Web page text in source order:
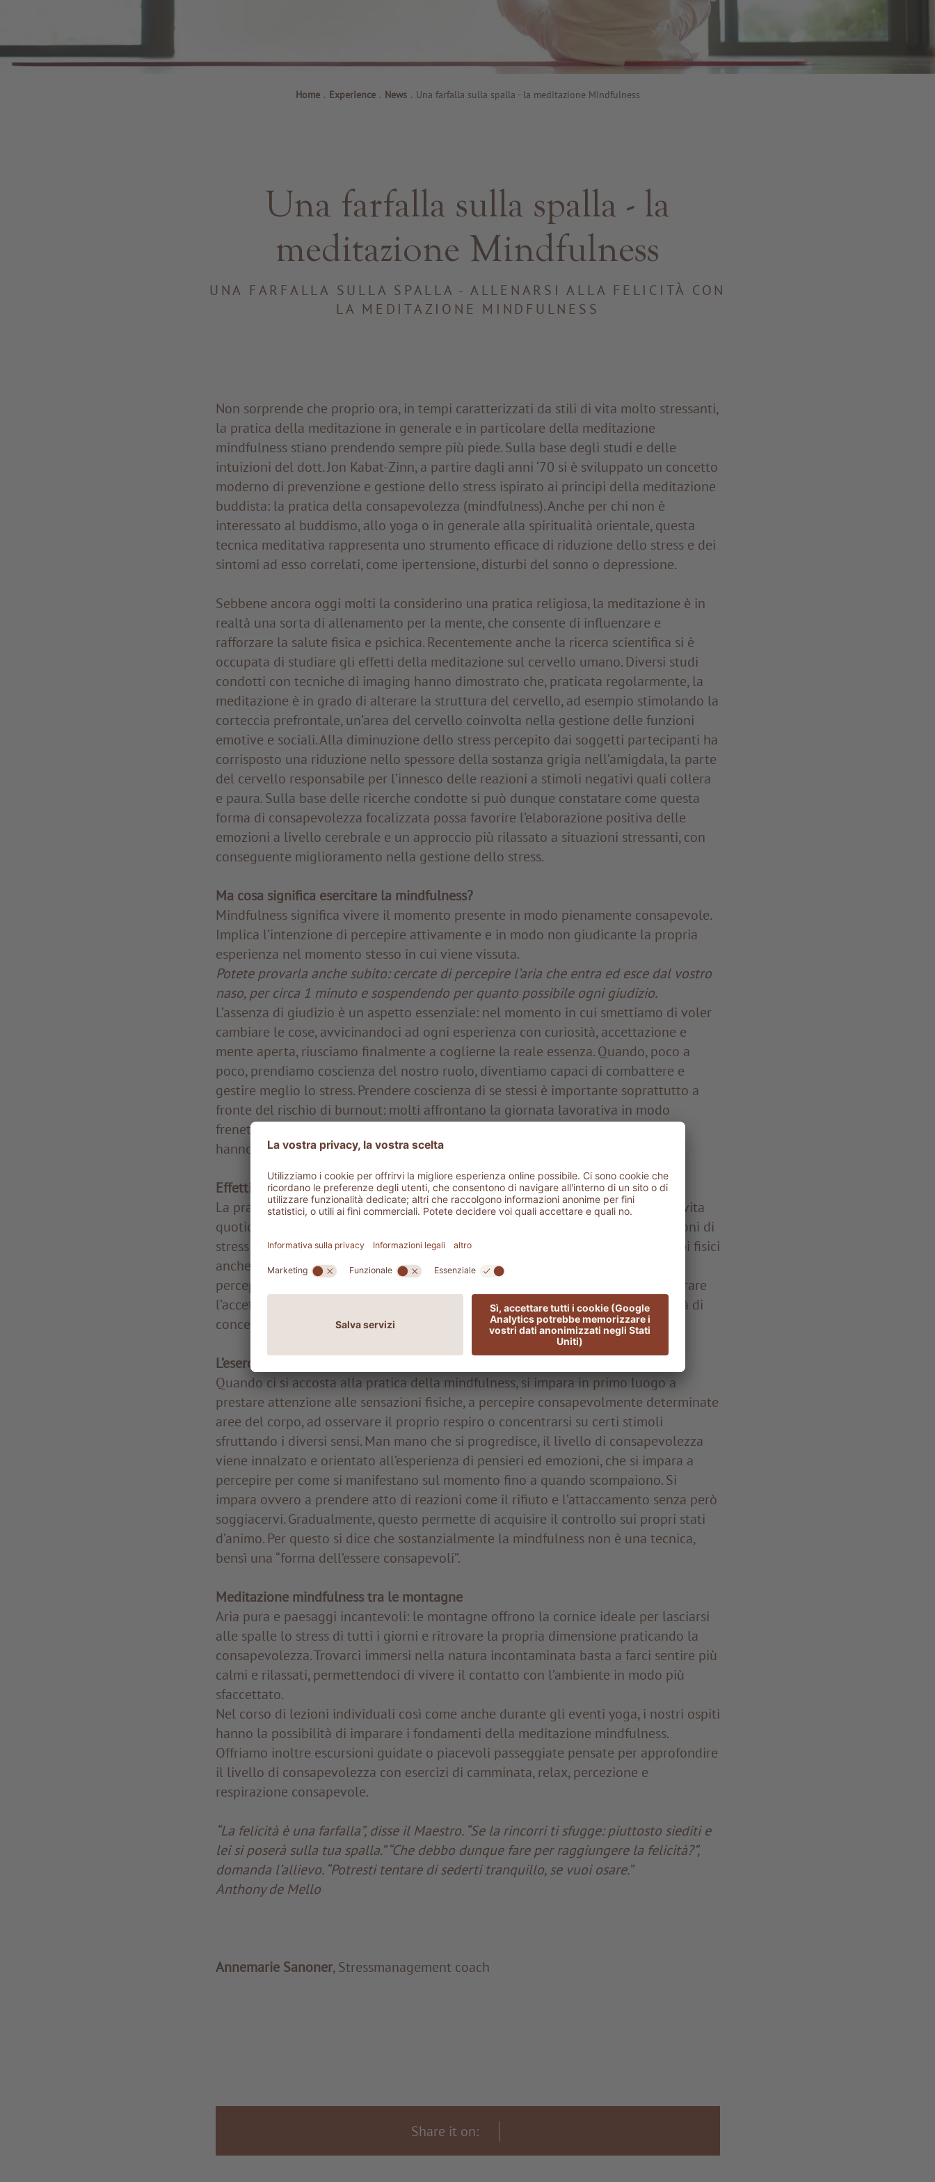
Home . Experience . News . Una farfalla sulla spalla - la meditazione Mindfulness
Una farfalla sulla spalla - la
meditazione Mindfulness
UNA FARFALLA SULLA SPALLA - ALLENARSI ALLA FELICITÀ CON
LA MEDITAZIONE MINDFULNESS
Non sorprende che proprio ora, in tempi caratterizzati da stili di vita molto stressanti,
la pratica della meditazione in generale e in particolare della meditazione
mindfulness stiano prendendo sempre più piede. Sulla base degli studi e delle
intuizioni del dott. Jon Kabat-Zinn, a partire dagli anni ‘70 si è sviluppato un concetto
moderno di prevenzione e gestione dello stress ispirato ai principi della meditazione
buddista: la pratica della consapevolezza (mindfulness). Anche per chi non è
interessato al buddismo, allo yoga o in generale alla spiritualità orientale, questa
tecnica meditativa rappresenta uno strumento efficace di riduzione dello stress e dei
sintomi ad esso correlati, come ipertensione, disturbi del sonno o depressione.
Sebbene ancora oggi molti la considerino una pratica religiosa, la meditazione è in
realtà una sorta di allenamento per la mente, che consente di influenzare e
rafforzare la salute fisica e psichica. Recentemente anche la ricerca scientifica si è
occupata di studiare gli effetti della meditazione sul cervello umano. Diversi studi
condotti con tecniche di imaging hanno dimostrato che, praticata regolarmente, la
meditazione è in grado di alterare la struttura del cervello, ad esempio stimolando la
corteccia prefrontale, un’area del cervello coinvolta nella gestione delle funzioni
emotive e sociali. Alla diminuzione dello stress percepito dai soggetti partecipanti ha
corrisposto una riduzione nello spessore della sostanza grigia nell’amigdala, la parte
del cervello responsabile per l’innesco delle reazioni a stimoli negativi quali collera
e paura. Sulla base delle ricerche condotte si può dunque constatare come questa
forma di consapevolezza focalizzata possa favorire l’elaborazione positiva delle
emozioni a livello cerebrale e un approccio più rilassato a situazioni stressanti, con
conseguente miglioramento nella gestione dello stress.
Ma cosa significa esercitare la mindfulness?
Mindfulness significa vivere il momento presente in modo pienamente consapevole.
Implica l’intenzione di percepire attivamente e in modo non giudicante la propria
esperienza nel momento stesso in cui viene vissuta.
Potete provarla anche subito: cercate di percepire l’aria che entra ed esce dal vostro
naso, per circa 1 minuto e sospendendo per quanto possibile ogni giudizio.
L’assenza di giudizio è un aspetto essenziale: nel momento in cui smettiamo di voler
cambiare le cose, avvicinandoci ad ogni esperienza con curiosità, accettazione e
mente aperta, riusciamo finalmente a coglierne la reale essenza. Quando, poco a
poco, prendiamo coscienza del nostro ruolo, diventiamo capaci di combattere e
gestire meglio lo stress. Prendere coscienza di se stessi è importante soprattutto a
fronte del rischio di burnout: molti affrontano la giornata lavorativa in modo
frenetico e ignorando i segnali del corpo, senza riuscire più a percepire quando
hanno sete, bisogno di movimento oppure di una pausa.
Effetti terapeutici della meditazione mindfulness
La pratica della consapevolezza aiuta non solo a ridurre i ritmi stressanti della vita
quotidiana, ma anche a rinforzare un sistema immunitario indebolito da situazioni di
stress prolungato. Può inoltre migliorare la qualità di vita di chi soffre di disturbi fisici
anche nei casi in cui non sia possibile ridurre i sintomi, in quanto consente di
percepirli come meno stressanti. A lungo termine, la mindfulness porta a migliorare
l’accettazione e la fiducia in se stessi e ad aumentare le prestazioni e la capacità di
concentrazione, donando maggior serenità e gioia di vivere.
L’esercizio della mindfulness
Quando ci si accosta alla pratica della mindfulness, si impara in primo luogo a
prestare attenzione alle sensazioni fisiche, a percepire consapevolmente determinate
aree del corpo, ad osservare il proprio respiro o concentrarsi su certi stimoli
sfruttando i diversi sensi. Man mano che si progredisce, il livello di consapevolezza
viene innalzato e orientato all’esperienza di pensieri ed emozioni, che si impara a
percepire per come si manifestano sul momento fino a quando scompaiono. Si
impara ovvero a prendere atto di reazioni come il rifiuto e l’attaccamento senza però
soggiacervi. Gradualmente, questo permette di acquisire il controllo sui propri stati
d’animo. Per questo si dice che sostanzialmente la mindfulness non è una tecnica,
bensì una “forma dell’essere consapevoli”.
Meditazione mindfulness tra le montagne
Aria pura e paesaggi incantevoli: le montagne offrono la cornice ideale per lasciarsi
alle spalle lo stress di tutti i giorni e ritrovare la propria dimensione praticando la
consapevolezza. Trovarci immersi nella natura incontaminata basta a farci sentire più
calmi e rilassati, permettendoci di vivere il contatto con l’ambiente in modo più
sfaccettato.
Nel corso di lezioni individuali così come anche durante gli eventi yoga, i nostri ospiti
hanno la possibilità di imparare i fondamenti della meditazione mindfulness.
Offriamo inoltre escursioni guidate o piacevoli passeggiate pensate per approfondire
il livello di consapevolezza con esercizi di camminata, relax, percezione e
respirazione consapevole.
“La felicità è una farfalla”, disse il Maestro. “Se la rincorri ti sfugge: piuttosto siediti e
lei si poserà sulla tua spalla.” “Che debbo dunque fare per raggiungere la felicità?”,
domanda l’allievo. “Potresti tentare di sederti tranquillo, se vuoi osare.”
Anthony de Mello
Annemarie Sanoner, Stressmanagement coach
Share it on: